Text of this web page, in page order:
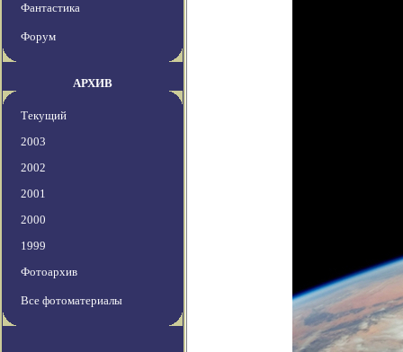
Фантастика
Форум
АРХИВ
Текущий
2003
2002
2001
2000
1999
Фотоархив
Все фотоматериалы